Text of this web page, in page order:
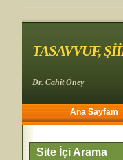
TASAVVUF,
Dr. Cahit Öney
Ana Sayfam
Site İçi Arama